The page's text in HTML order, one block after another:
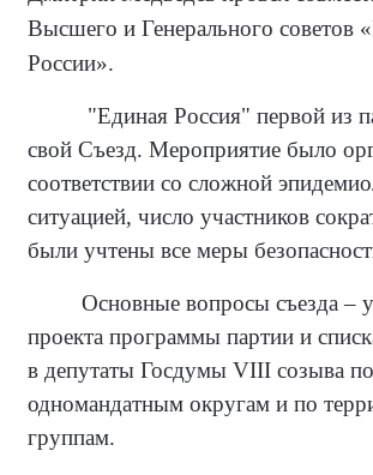
Высшего и Генерального советов
России».
"Единая Россия" первой из
свой Съезд. Мероприятие было
соответствии со сложной
ситуацией, число участников
были учтены все меры
Основные вопросы съезда –
проекта программы партии и
в депутаты Госдумы VIII созыва по
одномандатным округам и по
группам.